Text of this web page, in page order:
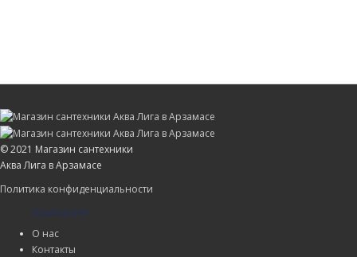
© 2021 Магазин сантехники
Аква Лига в Арзамасе
Политика конфиденциальности
Компания
О нас
Контакты